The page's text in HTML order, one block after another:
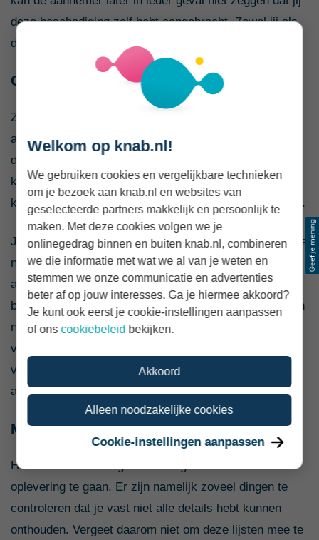
deze beschadiging zelf hebt aangebracht. Zowel jij als
de aannemer tekenen het opleveringsrapport.
Gebreken bij oplevering nieuwbouw
Zijn er nog gebreken bij de oplevering? Dan moet de
aannemer alle gebreken die in het rapport staan binnen
drie maanden na oplevering herstellen, als je bij de
koop van de woning de model
koop-/aanneemovereenkomst hebt getekend tenminste.
Je kunt bij de oplevering 5% van de aanneemsom bij de
notaris in depot laten storten. Hiermee heb je een stok
achter de deur, mocht de aannemer de gebreken niet
binnen drie maanden hebben hersteld. Zijn de gebreken
niet binnen deze periode hersteld? Laat dat dan,
voordat de drie maanden zijn afgelopen, door middel
van een aangetekende brief aan de notaris en de
aannemer weten.
Meenemen naar de oplevering
Het is niet verstandig om met lege handen naar de
oplevering te gaan. Er zijn namelijk zoveel dingen te
controleren dat je vast niet alle details hebt kunnen
onthouden. Vergeet daarom niet om deze lijsten mee te
Welkom op knab.nl!
We gebruiken cookies en vergelijkbare technieken
om je bezoek aan knab.nl en websites van
geselecteerde partners makkelijk en persoonlijk te
maken. Met deze cookies volgen we je
onlinegedrag binnen en buiten knab.nl, combineren
we die informatie met wat we al van je weten en
stemmen we onze communicatie en advertenties
beter af op jouw interesses. Ga je hiermee akkoord?
Je kunt ook eerst je cookie-instellingen aanpassen
of onscookiebeleid bekijken.
Akkoord
Alleen noodzakelijke cookies
Cookie-instellingen aanpassen